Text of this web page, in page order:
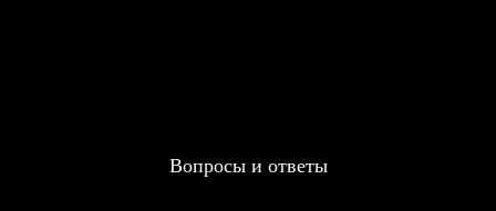
Вопросы и ответы